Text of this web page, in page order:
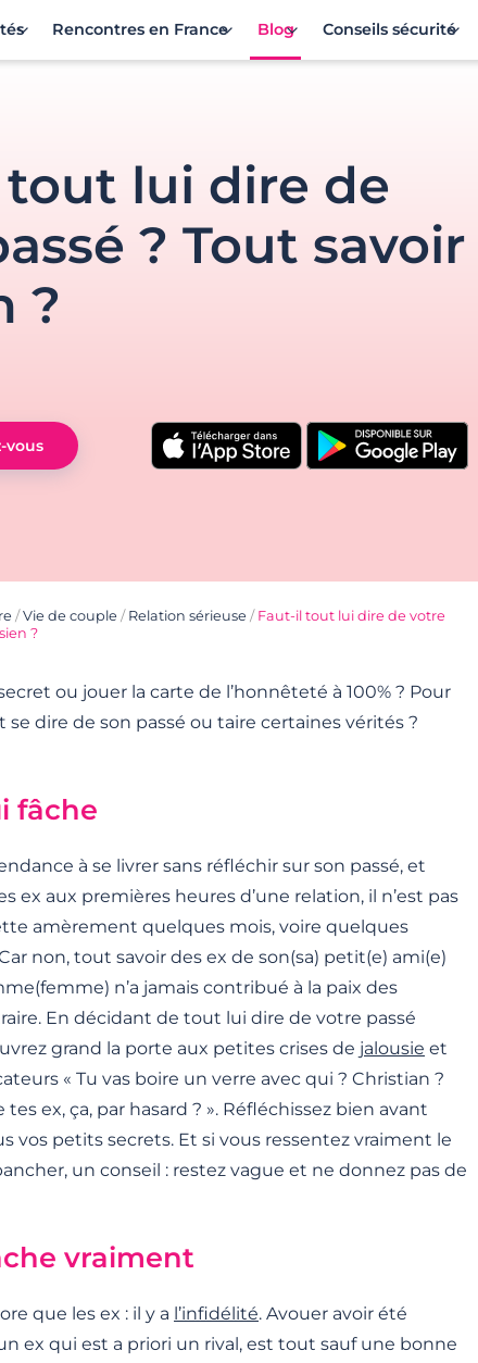
Meetic
Rencontres en France Blog Conseils sécurité
lui dire de
? Tout savoir
?
vous
/Vie de couple / Relation sérieuse / Faut-il tout lui dire de votre
?
ou jouer la carte de l’honnêteté à 100% ? Pour
dire de son passé ou taire certaines vérités ?
fâche
à se livrer sans réfléchir sur son passé, et
ex aux premières heures d’une relation, il n’est pas
amèrement quelques mois, voire quelques
non, tout savoir des ex de son(sa) petit(e) ami(e)
n’a jamais contribué à la paix des
En décidant de tout lui dire de votre passé
grand la porte aux petites crises de jalousie et
« Tu vas boire un verre avec qui ? Christian ?
tes ex, ça, par hasard ? ». Réfléchissez bien avant
vos petits secrets. Et si vous ressentez vraiment le
un conseil : restez vague et ne donnez pas de
vraiment
que les ex : il y a l’infidélité. Avouer avoir été
ex qui est a priori un rival, est tout sauf une bonne